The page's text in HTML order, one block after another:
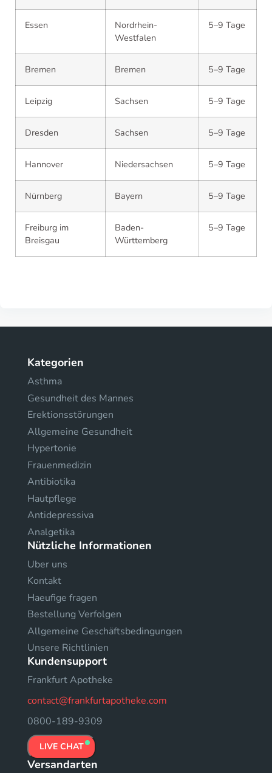
Essen
Nordrhein-
Westfalen
5–9 Tage
Bremen Bremen 5–9 Tage
Leipzig Sachsen 5–9 Tage
Dresden Sachsen 5–9 Tage
Hannover Niedersachsen 5–9 Tage
Nürnberg Bayern 5–9 Tage
Freiburg im
Breisgau
Baden-
Württemberg
5–9 Tage
Kategorien
Asthma
Gesundheit des Mannes
Erektionsstörungen
Allgemeine Gesundheit
Hypertonie
Frauenmedizin
Antibiotika
Hautpflege
Antidepressiva
Analgetika
Nützliche Informationen
Uber uns
Kontakt
Haeufige fragen
Bestellung Verfolgen
Allgemeine Geschäftsbedingungen
Unsere Richtlinien
Kundensupport
Frankfurt Apotheke
contact@frankfurtapotheke.com
0800-189-9309
LIVE CHAT
Versandarten